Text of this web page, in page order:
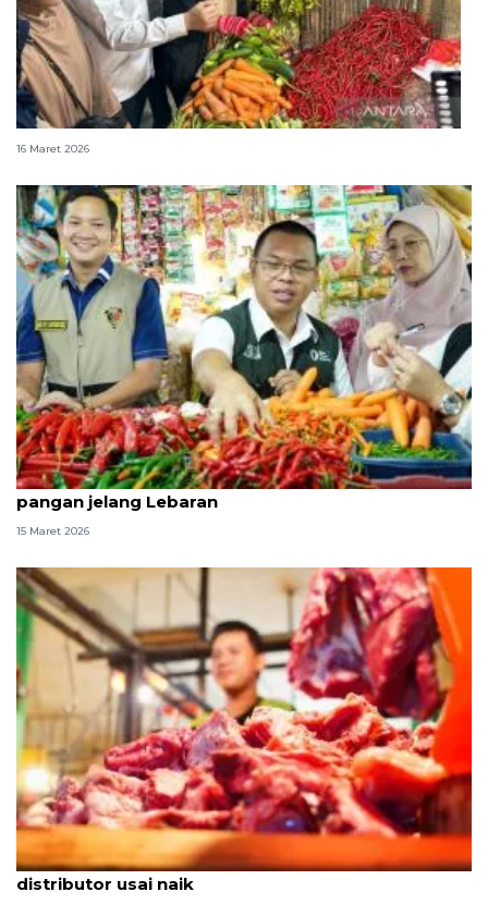
Mendag: Harga bahan pokok stabil jelang Lebaran
16 Maret 2026
Bapanas perkuat intervensi jaga stabilitas harga
pangan jelang Lebaran
15 Maret 2026
Pemerintah stabilkan harga daging sapi tingkat
distributor usai naik